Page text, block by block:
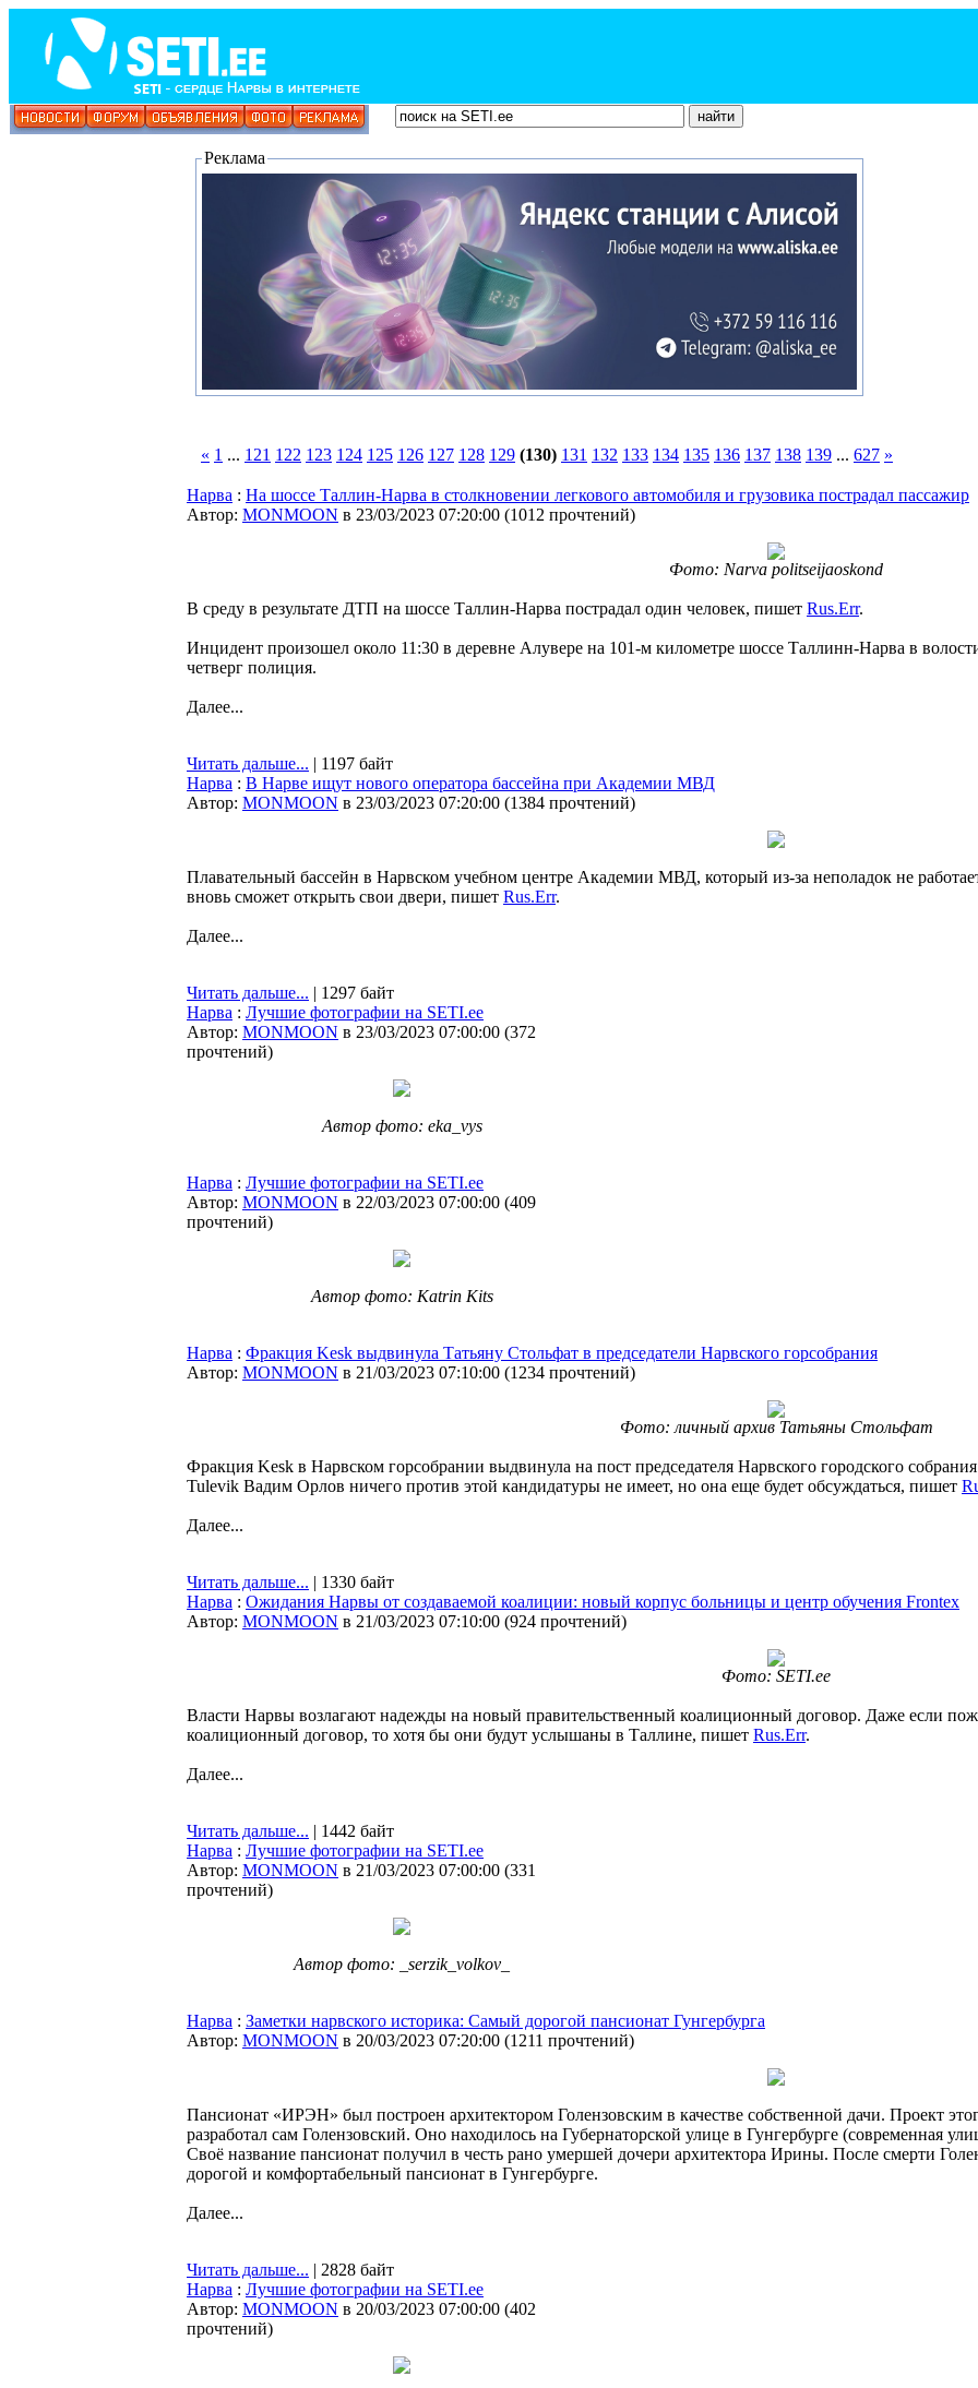
Реклама
« 1 ... 121 122 123 124 125 126 127 128 129 (130) 131 132 133 134 135 136 137 138 139 ... 627 »
Нарва : На шоссе Таллин-Нарва в столкновении легкового автомобиля и грузовика пострадал пассажир
Автор: MONMOON в 23/03/2023 07:20:00 (1012 прочтений)
Фото: Narva politseijaoskond
В среду в результате ДТП на шоссе Таллин-Нарва пострадал один человек, пишет Rus.Err.
Инцидент произошел около 11:30 в деревне Алувере на 101-м километре шоссе Таллинн-Нарва в
четверг полиция.
Далее...
Читать дальше... | 1197 байт
Нарва : В Нарве ищут нового оператора бассейна при Академии МВД
Автор: MONMOON в 23/03/2023 07:20:00 (1384 прочтений)
Плавательный бассейн в Нарвском учебном центре Академии МВД, который из-за неполадок не
вновь сможет открыть свои двери, пишет Rus.Err.
Далее...
Читать дальше... | 1297 байт
Нарва : Лучшие фотографии на SETI.ee
Автор: MONMOON в 23/03/2023 07:00:00 (372
прочтений)
Автор фото: eka_vys
Нарва : Лучшие фотографии на SETI.ee
Автор: MONMOON в 22/03/2023 07:00:00 (409
прочтений)
Автор фото: Katrin Kits
Нарва : Фракция Kesk выдвинула Татьяну Стольфат в председатели Нарвского горсобрания
Автор: MONMOON в 21/03/2023 07:10:00 (1234 прочтений)
Фото: личный архив Татьяны Стольфат
Фракция Kesk в Нарвском горсобрании выдвинула на пост председателя Нарвского городского
Tulevik Вадим Орлов ничего против этой кандидатуры не имеет, но она еще будет обсуждаться, пишет
Далее...
Читать дальше... | 1330 байт
Нарва : Ожидания Нарвы от создаваемой коалиции: новый корпус больницы и центр обучения Frontex
Автор: MONMOON в 21/03/2023 07:10:00 (924 прочтений)
Фото: SETI.ee
Власти Нарвы возлагают надежды на новый правительственный коалиционный договор. Даже если
коалиционный договор, то хотя бы они будут услышаны в Таллине, пишет Rus.Err.
Далее...
Читать дальше... | 1442 байт
Нарва : Лучшие фотографии на SETI.ee
Автор: MONMOON в 21/03/2023 07:00:00 (331
прочтений)
Автор фото: _serzik_volkov_
Нарва : Заметки нарвского историка: Самый дорогой пансионат Гунгербурга
Автор: MONMOON в 20/03/2023 07:20:00 (1211 прочтений)
Пансионат «ИРЭН» был построен архитектором Голензовским в качестве собственной дачи. Проект
разработал сам Голензовский. Оно находилось на Губернаторской улице в Гунгербурге (современная
Своё название пансионат получил в честь рано умершей дочери архитектора Ирины. После смерти
дорогой и комфортабельный пансионат в Гунгербурге.
Далее...
Читать дальше... | 2828 байт
Нарва : Лучшие фотографии на SETI.ee
Автор: MONMOON в 20/03/2023 07:00:00 (402
прочтений)